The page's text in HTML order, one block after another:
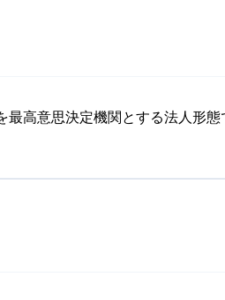
高意思決定機関とする法人形